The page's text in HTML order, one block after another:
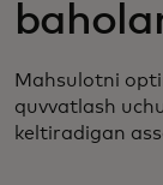
Mahsulotni
quvvatlash
keltiradigan